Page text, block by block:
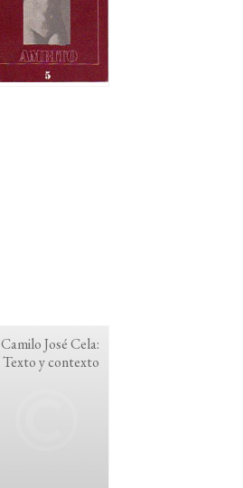
Camilo José Cela:
Texto y contexto